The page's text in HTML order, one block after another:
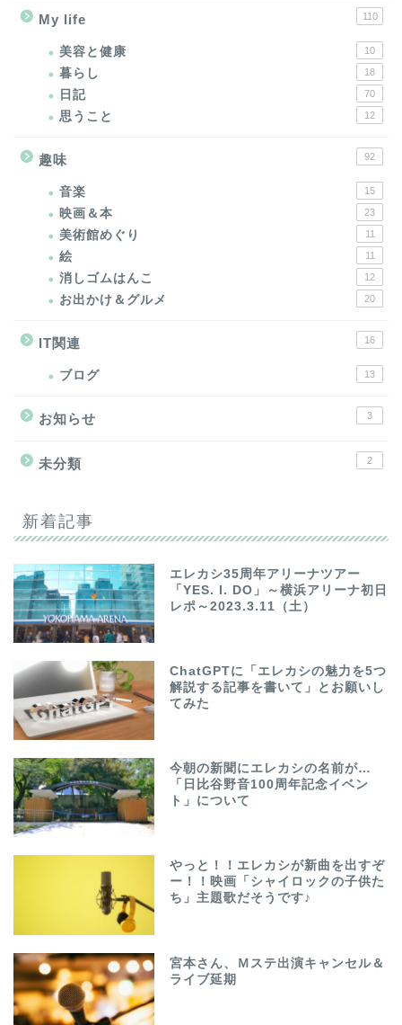
My life 110
美容と健康 10
暮らし 18
日記 70
思うこと 12
趣味 92
音楽 15
映画＆本 23
美術館めぐり 11
絵 11
消しゴムはんこ 12
お出かけ＆グルメ 20
IT関連 16
ブログ 13
お知らせ 3
未分類 2
新着記事
エレカシ35周年アリーナツアー
「YES. I. DO」～横浜アリーナ初日
レポ～2023.3.11（土）
ChatGPTに「エレカシの魅力を5つ
解説する記事を書いて」とお願いし
てみた
今朝の新聞にエレカシの名前が…
「日比谷野音100周年記念イベン
ト」について
やっと！！エレカシが新曲を出すぞ
ー！！映画「シャイロックの子供た
ち」主題歌だそうです♪
宮本さん、Ｍステ出演キャンセル＆
ライブ延期